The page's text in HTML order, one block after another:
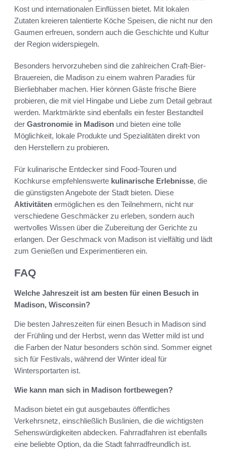
Kost und internationalen Einflüssen bietet. Mit lokalen
Zutaten kreieren talentierte Köche Speisen, die nicht nur den
Gaumen erfreuen, sondern auch die Geschichte und Kultur
der Region widerspiegeln.
Besonders hervorzuheben sind die zahlreichen Craft-Bier-
Brauereien, die Madison zu einem wahren Paradies für
Bierliebhaber machen. Hier können Gäste frische Biere
probieren, die mit viel Hingabe und Liebe zum Detail gebraut
werden. Marktmärkte sind ebenfalls ein fester Bestandteil
der Gastronomie in Madison und bieten eine tolle
Möglichkeit, lokale Produkte und Spezialitäten direkt von
den Herstellern zu probieren.
Für kulinarische Entdecker sind Food-Touren und
Kochkurse empfehlenswerte kulinarische Erlebnisse, die
die günstigsten Angebote der Stadt bieten. Diese
Aktivitäten ermöglichen es den Teilnehmern, nicht nur
verschiedene Geschmäcker zu erleben, sondern auch
wertvolles Wissen über die Zubereitung der Gerichte zu
erlangen. Der Geschmack von Madison ist vielfältig und lädt
zum Genießen und Experimentieren ein.
FAQ
Welche Jahreszeit ist am besten für einen Besuch in
Madison, Wisconsin?
Die besten Jahreszeiten für einen Besuch in Madison sind
der Frühling und der Herbst, wenn das Wetter mild ist und
die Farben der Natur besonders schön sind. Sommer eignet
sich für Festivals, während der Winter ideal für
Wintersportarten ist.
Wie kann man sich in Madison fortbewegen?
Madison bietet ein gut ausgebautes öffentliches
Verkehrsnetz, einschließlich Buslinien, die die wichtigsten
Sehenswürdigkeiten abdecken. Fahrradfahren ist ebenfalls
eine beliebte Option, da die Stadt fahrradfreundlich ist.